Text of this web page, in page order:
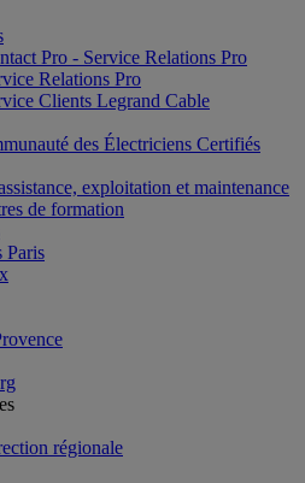
Pro - Service Relations Pro
Relations Pro
Clients Legrand Cable
des Électriciens Certifiés
exploitation et maintenance
de formation
Paris
régionale